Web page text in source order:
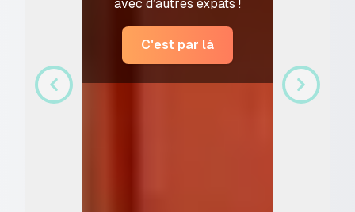
avec d’autres expats !
C'est par là